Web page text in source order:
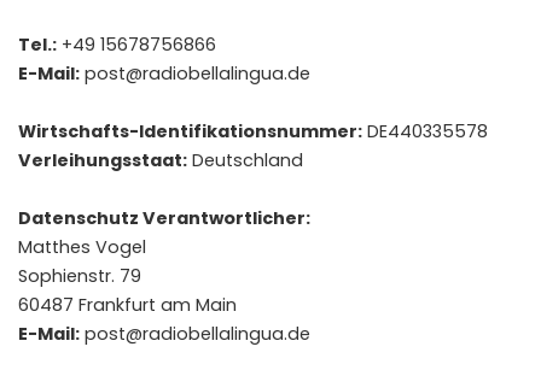
Tel.: +49 15678756866
E-Mail: post@radiobellalingua.de
Wirtschafts-Identifikationsnummer: DE440335578
Verleihungsstaat: Deutschland
Datenschutz Verantwortlicher:
Matthes Vogel
Sophienstr. 79
60487 Frankfurt am Main
E-Mail: post@radiobellalingua.de